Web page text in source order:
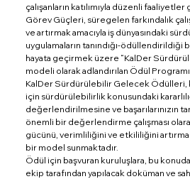
çalışanların katılımıyla düzenli
Görev Güçleri, süregelen farkındalık
ve artırmak amacıyla iş dünyasındaki
uygulamaların tanındığı-ödüllendirildiği
hayata geçirmek üzere “KalDer
modeli olarak adlandırılan Ödül
KalDer Sürdürülebilir Gelecek Ödülleri,
için sürdürülebilirlik konusundaki
değerlendirilmesine ve başarılarınızın
önemli bir değerlendirme çalışması
gücünü, verimliliğini ve etkililiğini
bir model sunmaktadır.
Ödül için başvuran kuruluşlara, bu
ekip tarafından yapılacak doküman ve